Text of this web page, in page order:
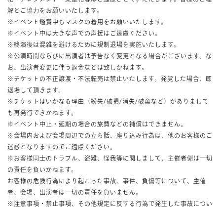
解とご協力をお願いいたします。
※イベント鑑賞中もマスクの着用をお願いいたします。
※イベント中は大きな声での声援はご遠慮ください。
※終演後は混雑を避けるために規制退場を実施いたします。
※公演時間ならびに出演者は予告なく変更となる場合がございます。な
お、出演者変更に伴う返金などは致しかねます。
※チケットの不正譲渡・不法転売は禁止いたします。発覚した場合、即
退場して頂きます。
※チケットはいかなる理由（紛失/破損/消失/破棄など）がありまして
も再発行できかねます。
※イベント中止・延期の場合の旅費などの補償はできません。
※会場内および会場周辺での立ち話、座り込み行為は、他のお客様のご
迷惑となりますのでご遠慮ください。
※お客様同士のトラブル、盗難、怪我等に関しまして、主催者側は一切
の責任を負いかねます。
お客様の危険行為により起こった事故、事件、負傷等について、主催
者、会場、出演者は一切の責任を負いません。
※注意事項・禁止事項、その他規定に反する行為で発生した事故につい